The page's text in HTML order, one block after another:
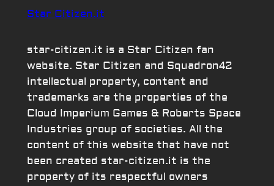
Star Citizen.it
star-citizen.it is a Star Citizen fan
website. Star Citizen and Squadron42
intellectual property, content and
trademarks are the properties of the
Cloud Imperium Games & Roberts Space
Industries group of societies. All the
content of this website that have not
been created star-citizen.it is the
property of its respectful owners